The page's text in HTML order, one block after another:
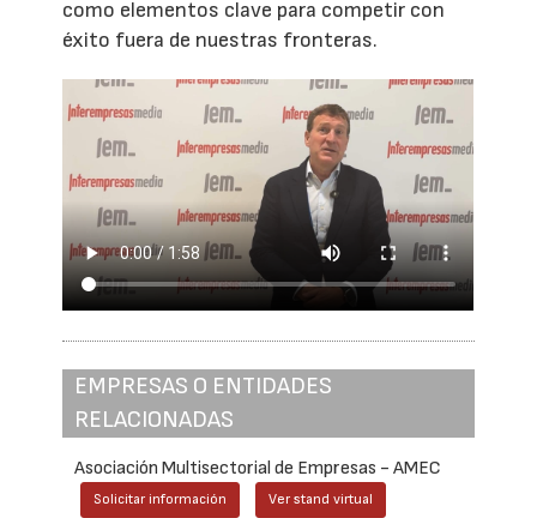
como elementos clave para competir con
éxito fuera de nuestras fronteras.
EMPRESAS O ENTIDADES
RELACIONADAS
Asociación Multisectorial de Empresas - AMEC
Solicitar información Ver stand virtual